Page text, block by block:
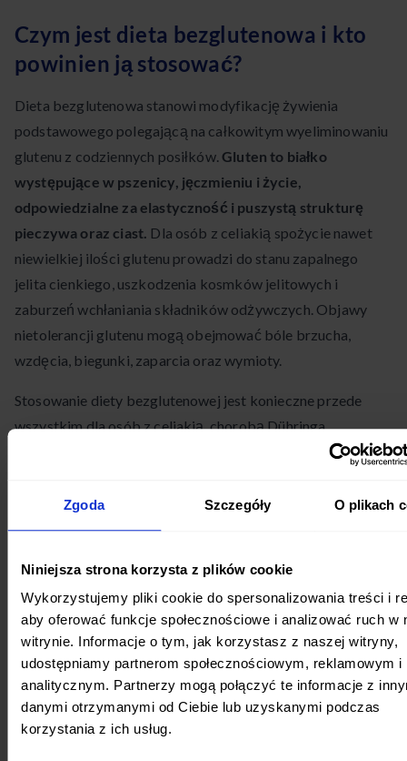
Zgoda Szczegóły O plikach
Niniejsza strona korzysta z plików cookie
Wykorzystujemy pliki cookie do spersonalizowania treści i
aby oferować funkcje społecznościowe i analizować ruch w
witrynie. Informacje o tym, jak korzystasz z naszej witryny,
udostępniamy partnerom społecznościowym, reklamowym i
analitycznym. Partnerzy mogą połączyć te informacje z
danymi otrzymanymi od Ciebie lub uzyskanymi podczas
korzystania z ich usług.
Czym jest dieta bezglutenowa i kto
powinien ją stosować?
Dieta bezglutenowa stanowi modyfikację żywienia
podstawowego polegającą na całkowitym wyeliminowaniu
glutenu z codziennych posiłków.Gluten to białko
występujące w pszenicy, jęczmieniu i życie,
odpowiedzialne za elastyczność i puszystą strukturę
pieczywa oraz ciast. Dla osób z celiakią spożycie nawet
niewielkiej ilości glutenu prowadzi do stanu zapalnego
jelita cienkiego, uszkodzenia kosmków jelitowych i
zaburzeń wchłaniania składników odżywczych. Objawy
nietolerancji glutenu mogą obejmować bóle brzucha,
wzdęcia, biegunki, zaparcia oraz wymioty.
Stosowanie diety bezglutenowej jest konieczne przede
wszystkim dla osób z celiakią, chorobą Dühringa
Niektóre badania sugerują również korzyści z
wprowadzenia tej diety u pacjentów z chorobami
jest, aby decyzja o wprowadzeniu diety bezglutenowej była
podjęta na podstawie diagnozy medycznej, nie jako
chwilowa moda żywieniowa.
Piśmiennictwo:
https://ncez.pzh.gov.pl/wp-
content/uploads/2024/04/zalecenia_dietetycy_dieta-